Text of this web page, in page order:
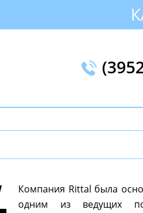
Компания Rittal была
одним из ведущих